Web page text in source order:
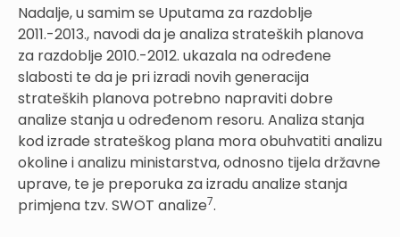
Nadalje, u samim se Uputama za razdoblje
2011.-2013., navodi da je analiza strateških planova
za razdoblje 2010.-2012. ukazala na određene
slabosti te da je pri izradi novih generacija
strateških planova potrebno napraviti dobre
analize stanja u određenom resoru. Analiza stanja
kod izrade strateškog plana mora obuhvatiti analizu
okoline i analizu ministarstva, odnosno tijela državne
uprave, te je preporuka za izradu analize stanja
primjena tzv. SWOT analize7.